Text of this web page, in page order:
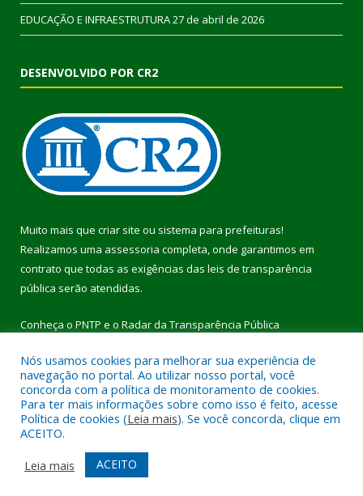
EDUCAÇÃO E INFRAESTRUTURA27 de abril de 2026
DESENVOLVIDO POR CR2
Muito mais que criar site ou sistema para prefeituras!
Realizamos uma assessoria completa, onde garantimos em
contrato que todas as exigências das leis de transparência
pública serão atendidas.
Conheça o PNTP e o Radar da Transparência Pública
Todos os direitos reservados a Prefeitura Municipal de Pau
D’Arco.
Mapa do Site
Acessar Área Administrativa
Acessar Webmail
Nós usamos cookies para melhorar sua experiência de
navegação no portal. Ao utilizar nosso portal, você
concorda com a política de monitoramento de cookies.
Para ter mais informações sobre como isso é feito, acesse
Política de cookies (Leia mais). Se você concorda, clique em
ACEITO.
Leia mais
ACEITO